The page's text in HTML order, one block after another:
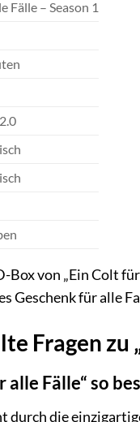
Fälle – Season 1
von „Ein Colt
Geschenk für alle
Fragen zu
Fälle“ so
durch die